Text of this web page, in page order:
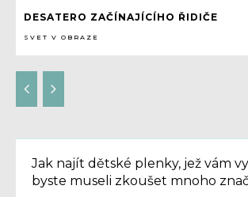
DESATERO ZAČÍNAJÍCÍHO ŘIDIČE
SVET V OBRAZE
Jak najít dětské plenky, jež vám
byste museli zkoušet mnoho